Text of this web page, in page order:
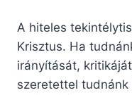
A hiteles
Krisztus. Ha
irányítását,
szeretettel tudnánk